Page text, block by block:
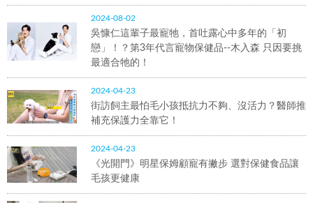
2024-08-02
吳慷仁這輩子最寵牠，首吐露心中多年的「初
戀」！？第3年代言寵物保健品--木入森 只因要挑
最適合牠的！
2024-04-23
街訪飼主最怕毛小孩抵抗力不夠、沒活力？醫師推
補充保護力全靠它！
2024-04-23
《光開門》明星保姆顧寵有撇步 選對保健食品讓
毛孩更健康